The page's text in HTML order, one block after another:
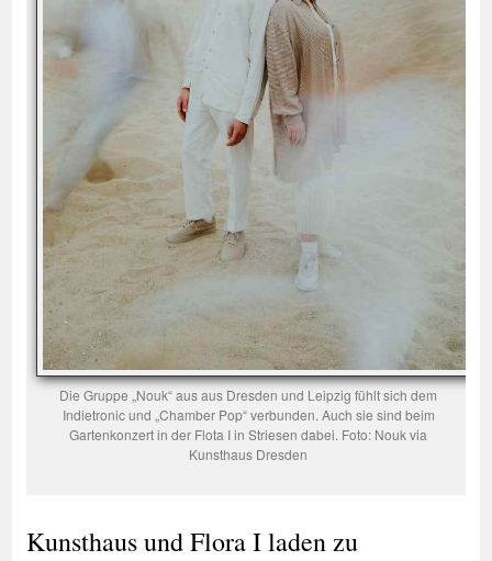
Die Gruppe „Nouk“ aus aus Dresden und Leipzig fühlt sich dem
Indietronic und „Chamber Pop“ verbunden. Auch sie sind beim
Gartenkonzert in der Flota I in Striesen dabei. Foto: Nouk via
Kunsthaus Dresden
Kunsthaus und Flora I laden zu